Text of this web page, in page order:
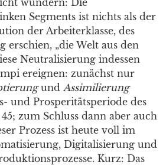
wundern: Die
Segments ist nichts als der
der Arbeiterklasse, des
erschien, „die Welt aus den
Neutralisierung indessen
ereignen: zunächst nur
und Assimilierung
und Prosperitätsperiode des
zum Schluss dann aber auch
Prozess ist heute voll im
Digitalisierung und
Kurz: Das